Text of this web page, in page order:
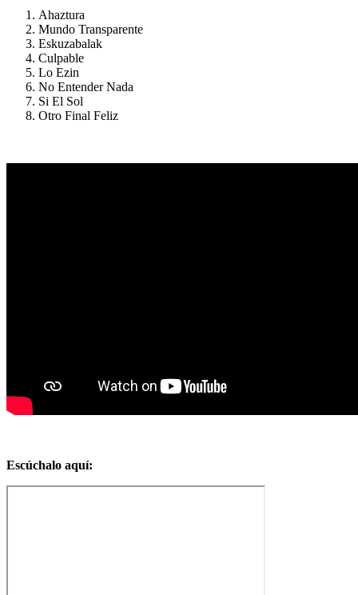
Ahaztura
Mundo Transparente
Eskuzabalak
Culpable
Lo Ezin
No Entender Nada
Si El Sol
Otro Final Feliz
Escúchalo aquí: